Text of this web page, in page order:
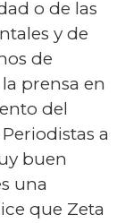
o de las
y de
de
prensa en
del
a
buen
una
que Zeta